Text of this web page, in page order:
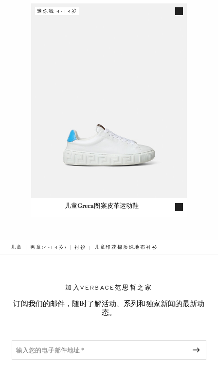
儿童Greca图案皮革运动鞋
迷你我 4-14岁
儿童 男童(4-14岁) 衬衫 BREADCRUMB.ADA.LABEL.CURRENT
儿童印花棉质珠地布衬衫
加入VERSACE范思哲之家
订阅我们的邮件，随时了解活动、系列和独家新闻的最新动
态。